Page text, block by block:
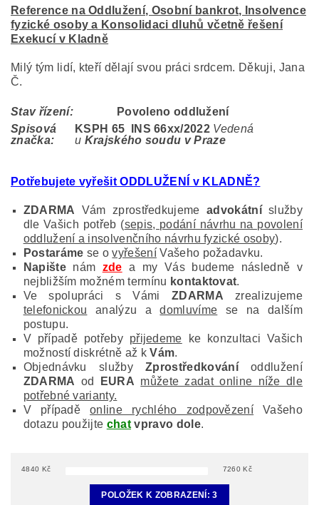
Reference na Oddlužení, Osobní bankrot, Insolvence
fyzické osoby a Konsolidaci dluhů včetně řešení
Exekucí v Kladně
Milý tým lidí, kteří dělají svou práci srdcem. Děkuji, Jana
Č.
Stav řízení:
Povoleno oddlužení
Spisová
značka:
KSPH 65 INS 66xx/2022 Vedená
u Krajského soudu v Praze
Potřebujete vyřešit ODDLUŽENÍ v KLADNĚ?
ZDARMA Vám zprostředkujeme advokátníslužby
dle Vašich potřeb (sepis, podání návrhu na povolení
oddlužení a insolvenčního návrhu fyzické osoby).
Postaráme se ovyřešeníVašeho požadavku.
Napištenám zde a my Vás budeme následně v
nejbližším možném termínu kontaktovat.
Ve spolupráci s Vámi ZDARMA zrealizujeme
telefonickou analýzu adomluvíme se na dalším
postupu.
V případě potřeby přijedeme ke konzultaci Vašich
možností diskrétně až kVám.
Objednávku služby
Zprostředkováníoddlužení
ZDARMA od EURA můžete zadat online níže dle
potřebné varianty.
V případěonline rychlého zodpovězení Vašeho
dotazu použijte chatvpravo dole.
4840 Kč 7260 Kč
POLOŽEK K ZOBRAZENÍ:3